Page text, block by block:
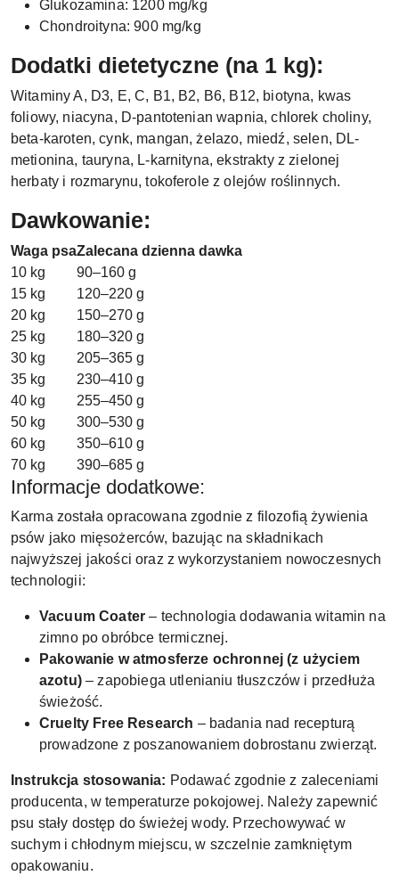
Glukozamina: 1200 mg/kg
Chondroityna: 900 mg/kg
Dodatki dietetyczne (na 1 kg):
Witaminy A, D3, E, C, B1, B2, B6, B12, biotyna, kwas
foliowy, niacyna, D-pantotenian wapnia, chlorek choliny,
beta-karoten, cynk, mangan, żelazo, miedź, selen, DL-
metionina, tauryna, L-karnityna, ekstrakty z zielonej
herbaty i rozmarynu, tokoferole z olejów roślinnych.
Dawkowanie:
Waga psaZalecana dzienna dawka
10 kg
90–160 g
15 kg
120–220 g
20 kg
150–270 g
25 kg
180–320 g
30 kg
205–365 g
35 kg
230–410 g
40 kg
255–450 g
50 kg
300–530 g
60 kg
350–610 g
70 kg
390–685 g
Informacje dodatkowe:
Karma została opracowana zgodnie z filozofią żywienia
psów jako mięsożerców, bazując na składnikach
najwyższej jakości oraz z wykorzystaniem nowoczesnych
technologii:
Vacuum Coater – technologia dodawania witamin na
zimno po obróbce termicznej.
Pakowanie w atmosferze ochronnej (z użyciem
azotu)– zapobiega utlenianiu tłuszczów i przedłuża
świeżość.
Cruelty Free Research – badania nad recepturą
prowadzone z poszanowaniem dobrostanu zwierząt.
Instrukcja stosowania: Podawać zgodnie z zaleceniami
producenta, w temperaturze pokojowej. Należy zapewnić
psu stały dostęp do świeżej wody. Przechowywać w
suchym i chłodnym miejscu, w szczelnie zamkniętym
opakowaniu.